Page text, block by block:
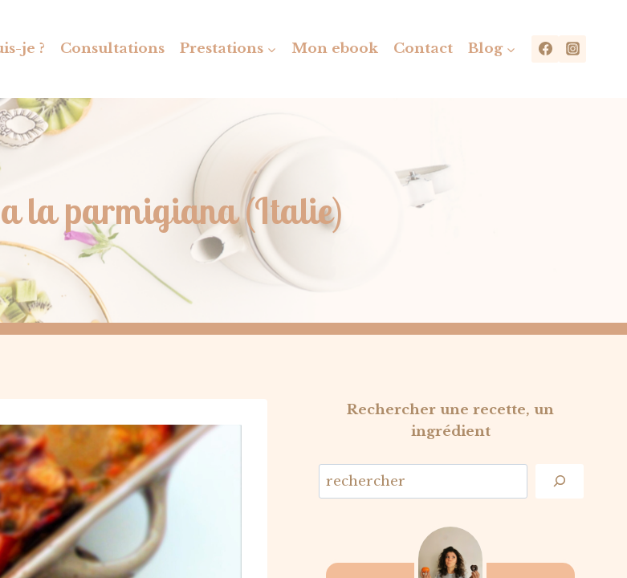
je ? Consultations Prestations Mon ebook Contact Blog
la parmigiana (Italie)
Rechercher une recette, un
ingrédient